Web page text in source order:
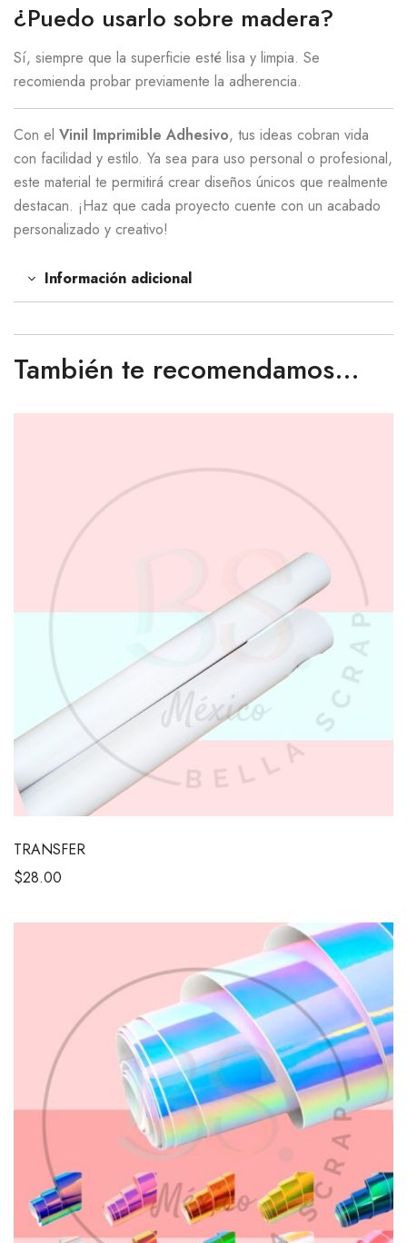
¿Puedo usarlo sobre madera?
Sí, siempre que la superficie esté lisa y limpia. Se
recomienda probar previamente la adherencia.
Con el Vinil Imprimible Adhesivo, tus ideas cobran vida
con facilidad y estilo. Ya sea para uso personal o profesional,
este material te permitirá crear diseños únicos que realmente
destacan. ¡Haz que cada proyecto cuente con un acabado
personalizado y creativo!
Información adicional
También te recomendamos…
TRANSFER
$28.00